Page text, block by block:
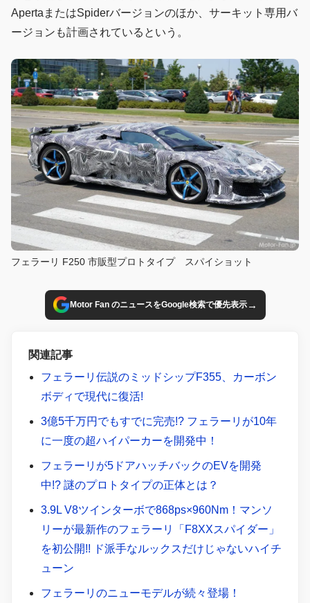
ApertaまたはSpiderバージョンのほか、サーキット専用バ
ージョンも計画されているという。
フェラーリ F250 市販型プロトタイプ スパイショット
Motor Fan のニュースをGoogle検索で優先表示→
関連記事
フェラーリ伝説のミッドシップF355、カーボン
ボディで現代に復活!
3億5千万円でもすでに完売!? フェラーリが10年
に一度の超ハイパーカーを開発中！
フェラーリが5ドアハッチバックのEVを開発
中!? 謎のプロトタイプの正体とは？
3.9L V8ツインターボで868ps×960Nm！マンソ
リーが最新作のフェラーリ「F8XXスパイダー」
を初公開!! ド派手なルックスだけじゃないハイチ
ューン
フェラーリのニューモデルが続々登場！